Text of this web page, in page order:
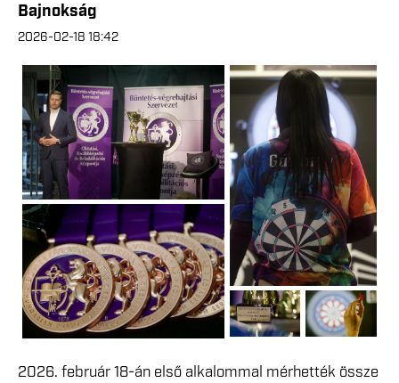
Bajnokság
2026-02-18 18:42
2026. február 18-án első alkalommal mérhették össze